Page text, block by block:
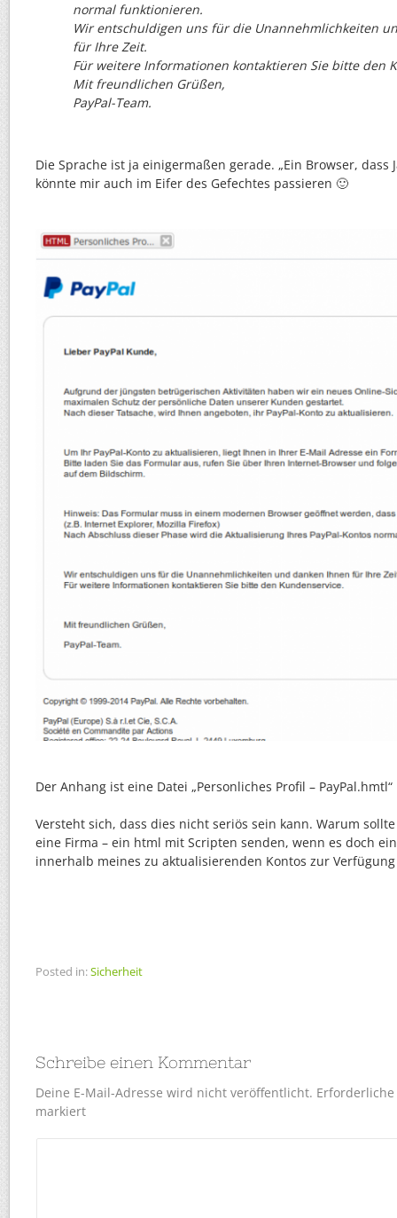
normal funktionieren.
Wir entschuldigen uns für die Unannehmlichkeiten
für Ihre Zeit.
Für weitere Informationen kontaktieren Sie bitte den
Mit freundlichen Grüßen,
PayPal-Team.
Die Sprache ist ja einigermaßen gerade. „Ein Browser, dass
könnte mir auch im Eifer des Gefechtes passieren 🙂
Der Anhang ist eine Datei „Personliches Profil – PayPal.hmtl“
Versteht sich, dass dies nicht seriös sein kann. Warum
eine Firma – ein html mit Scripten senden, wenn es doch
innerhalb meines zu aktualisierenden Kontos zur
Posted in:Sicherheit
Schreibe einen Kommentar
Deine E-Mail-Adresse wird nicht veröffentlicht.
markiert